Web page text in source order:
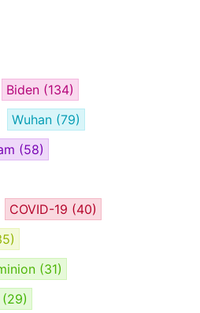
Biden (134)
Wuhan (79)
(58)
COVID-19 (40)
(31)
(29)